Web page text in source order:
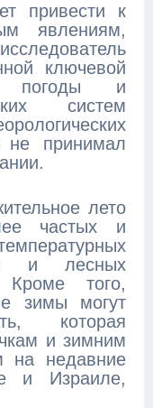
привести к
явлениям,
ключевой
погоды и
систем
не принимал
лето
частых и
и лесных
Кроме того,
зимы могут
которая
и зимним
на недавние
и Израиле,